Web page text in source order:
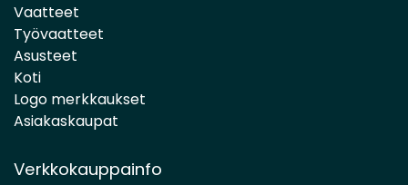
Vaatteet
Työvaatteet
Asusteet
Koti
Logo merkkaukset
Asiakaskaupat
Verkkokauppainfo